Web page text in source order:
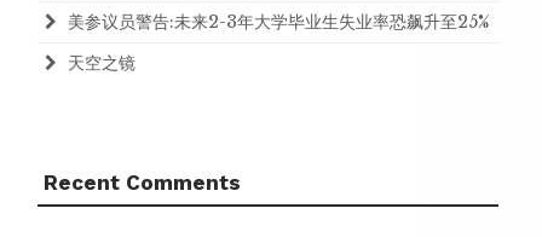
美参议员警告:未来2-3年大学毕业生失业率恐飙升至25%
天空之镜
Recent Comments